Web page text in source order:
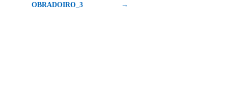
OBRADOIRO_3
→